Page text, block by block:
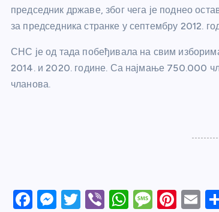
председник државе, због чега је поднео
за председника странке у септембру 2012.
СНС је од тада побеђивала на свим
2014. и 2020. године. Са најмање 750.000
чланова.
F
M T
Vi W M Pi E